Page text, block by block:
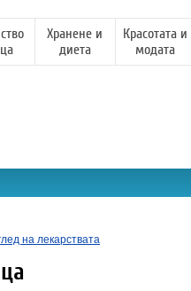
Хранене и
диета
Красотата и
модата
на лекарствата